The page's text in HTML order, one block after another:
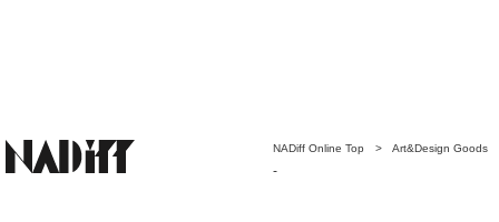
NADiff Online Top > Art&Design Goods
-